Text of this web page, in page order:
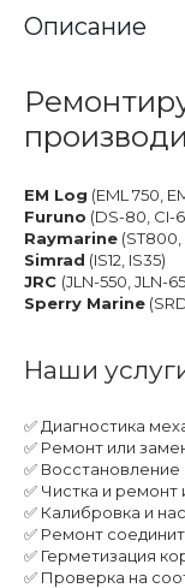
Описание
EM Log (EML 750,
Furuno (DS-80, CI-
Raymarine (ST800,
Simrad (IS12, IS35)
JRC (JLN-550, JLN-
Sperry Marine
Наши
✅ Диагностика
✅ Ремонт или
✅
✅ Чистка и
✅ Калибровка и
✅ Ремонт
✅ Герметизация
✅ Проверка на